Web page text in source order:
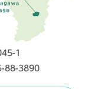
1
88-3890